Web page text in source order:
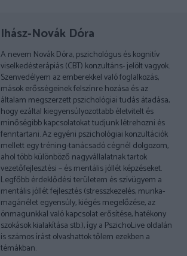
Ihász-Novák Dóra
A nevem Novák Dóra, pszichológus és kognitív
viselkedésterápiás (CBT) konzultáns- jelölt vagyok.
Szenvedélyem az emberekkel való foglalkozás,
mások erősségeinek felszínre hozása és az
általam megszerzett pszichológiai tudás átadása,
hogy ezáltal kiegyensúlyozottabb életvitelt és
minőségibb kapcsolatokat tudjunk létrehozni és
fenntartani. Az egyéni pszichológiai konzultációk
mellett egy tréning-tanácsadó cégnél dolgozom,
ahol több különböző nagyvállalatnak tartok
vezetőfejlesztési – és mentális jóllét képzéseket.
Legfőbb érdeklődési területem és szívügyem a
mentális jóllét fejlesztés (stresszkezelés, munka-
magánélet egyensúly, kiégés megelőzése, az
önmagunkkal való kapcsolat erősítése, hatékony
szokások kialakítása stb.), így a PszichoLive oldalán
is számos írást olvashattok tőlem ezekben a
témákban.